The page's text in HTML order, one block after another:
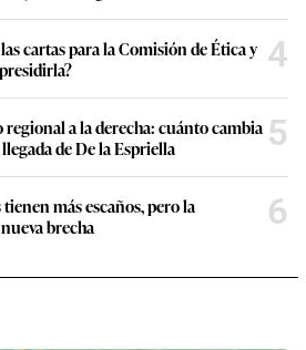
cartas para la Comisión de Ética y 4
a la derecha: cuánto cambia
de De la Espriella
5
más escaños, pero la
brecha
6